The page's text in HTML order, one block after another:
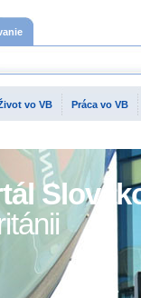
vo VB Práca vo VB